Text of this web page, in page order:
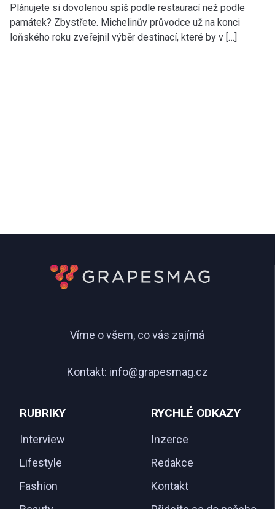
Plánujete si dovolenou spíš podle restaurací než podle
památek? Zbystřete. Michelinův průvodce už na konci
loňského roku zveřejnil výběr destinací, které by v […]
Víme o všem, co vás zajímá
Kontakt: info@grapesmag.cz
RUBRIKY
Interview
Lifestyle
Fashion
RYCHLÉ ODKAZY
Inzerce
Redakce
Kontakt